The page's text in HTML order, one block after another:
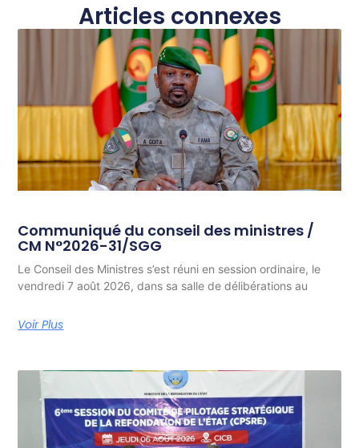
Articles connexes
Communiqué du conseil des ministres /
CM N°2026-31/SGG
Le Conseil des Ministres s’est réuni en session ordinaire, le
vendredi 7 août 2026, dans sa salle de délibérations au
Voir Plus